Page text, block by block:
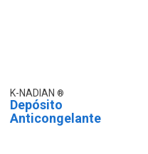
K-NADIAN
Depósito
Anticongelante